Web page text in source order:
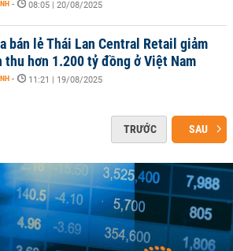
- 08:05 | 20/08/2025
bán lẻ Thái Lan Central Retail giảm
thu hơn 1.200 tỷ đồng ở Việt Nam
- 11:21 | 19/08/2025
TRƯỚC SAU